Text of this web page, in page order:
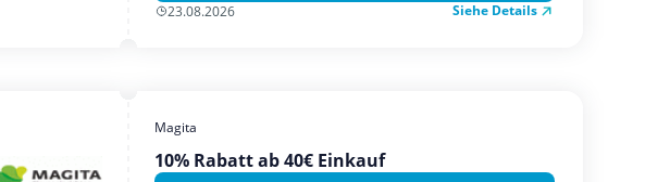
23.08.2026 Siehe Details
Magita
10% Rabatt ab 40€ Einkauf